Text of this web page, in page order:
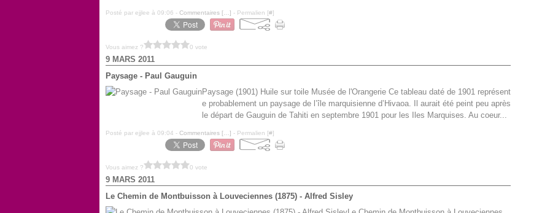
Posté par ejjlee à 09:06 - Commentaires [ ] - Permalien [#]
Vous aimez ? 0 vote
9 MARS 2011
Paysage - Paul Gauguin
Paysage (1901) Huile sur toile Musée de l'Orangerie Ce tableau daté de 1901 représent
e probablement un paysage de l’île marquisienne d’Hivaoa. Il aurait été peint peu après
le départ de Gauguin de Tahiti en septembre 1901 pour les Iles Marquises. Au coeur...
Posté par ejjlee à 09:04 - Commentaires [ ] - Permalien [#]
Vous aimez ? 0 vote
9 MARS 2011
Le Chemin de Montbuisson à Louveciennes (1875) - Alfred Sisley